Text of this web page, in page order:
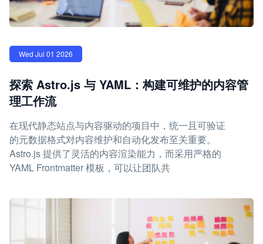
Wed Jul 01 2026
探索 Astro.js 与 YAML：构建可维护的内容管
理工作流
在现代静态站点与内容驱动的项目中，统一且可验证
的元数据格式对内容维护和自动化发布至关重要。
Astro.js 提供了灵活的内容渲染能力，而采用严格的
YAML Frontmatter 模板，可以让团队共